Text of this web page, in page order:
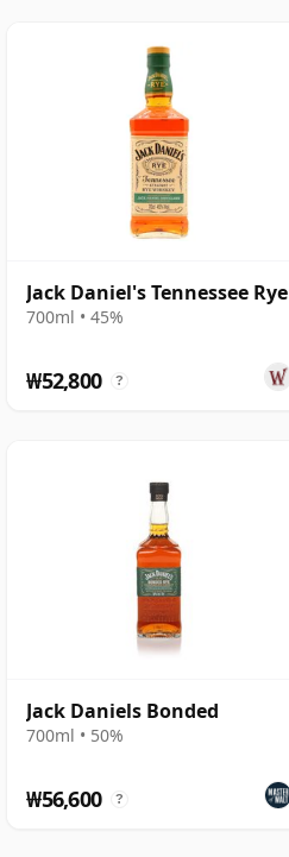
Jack Daniel's Tennessee Rye
700ml • 45%
₩52,800 ?
Jack Daniels Bonded
700ml • 50%
₩56,600 ?